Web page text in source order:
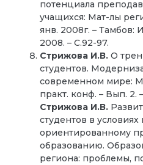
потенциала
учащихся: Мат-лы
янв. 2008г. –
2008. – С.92-97.
Стрижова И.В. О
студентов.
современном мире:
практ. конф. – Вып. 2.
Стрижова И.В.
студентов в
ориентированному
образованию.
региона: проблемы,